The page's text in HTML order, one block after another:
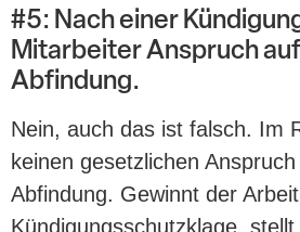
#5: Nach einer
Mitarbeiter Anspruch
Abfindung.
Nein, auch das ist falsch. Im
keinen gesetzlichen
Abfindung. Gewinnt der
Kündigungsschutzklage,